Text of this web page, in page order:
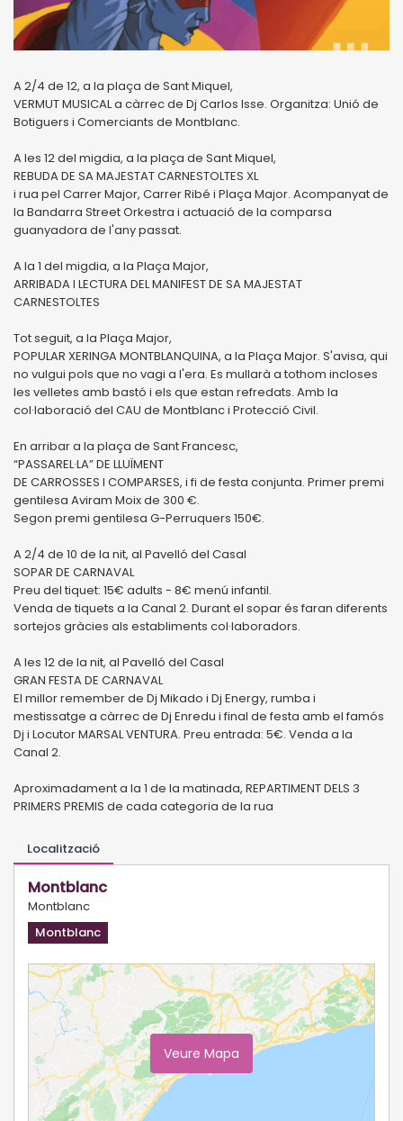
A 2/4 de 12, a la plaça de Sant Miquel,
VERMUT MUSICAL a càrrec de Dj Carlos Isse. Organitza: Unió de
Botiguers i Comerciants de Montblanc.
A les 12 del migdia, a la plaça de Sant Miquel,
REBUDA DE SA MAJESTAT CARNESTOLTES XL
i rua pel Carrer Major, Carrer Ribé i Plaça Major. Acompanyat de
la Bandarra Street Orkestra i actuació de la comparsa
guanyadora de l'any passat.
A la 1 del migdia, a la Plaça Major,
ARRIBADA I LECTURA DEL MANIFEST DE SA MAJESTAT
CARNESTOLTES
Tot seguit, a la Plaça Major,
POPULAR XERINGA MONTBLANQUINA, a la Plaça Major. S'avisa, qui
no vulgui pols que no vagi a l'era. Es mullarà a tothom incloses
les velletes amb bastó i els que estan refredats. Amb la
col·laboració del CAU de Montblanc i Protecció Civil.
En arribar a la plaça de Sant Francesc,
“PASSAREL·LA” DE LLUÏMENT
DE CARROSSES I COMPARSES, i fi de festa conjunta. Primer premi
gentilesa Aviram Moix de 300 €.
Segon premi gentilesa G-Perruquers 150€.
A 2/4 de 10 de la nit, al Pavelló del Casal
SOPAR DE CARNAVAL
Preu del tiquet: 15€ adults - 8€ menú infantil.
Venda de tiquets a la Canal 2. Durant el sopar és faran diferents
sortejos gràcies als establiments col·laboradors.
A les 12 de la nit, al Pavelló del Casal
GRAN FESTA DE CARNAVAL
El millor remember de Dj Mikado i Dj Energy, rumba i
mestissatge a càrrec de Dj Enredu i final de festa amb el famós
Dj i Locutor MARSAL VENTURA. Preu entrada: 5€. Venda a la
Canal 2.
Aproximadament a la 1 de la matinada, REPARTIMENT DELS 3
PRIMERS PREMIS de cada categoria de la rua
Localització
Montblanc
Montblanc
Montblanc
Veure Mapa